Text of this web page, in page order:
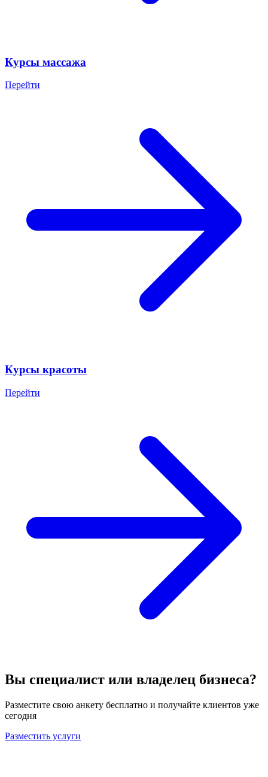
Курсы массажа
Перейти
Курсы красоты
Перейти
Вы специалист или владелец бизнеса?
Разместите свою анкету бесплатно и получайте клиентов уже
сегодня
Разместить услуги